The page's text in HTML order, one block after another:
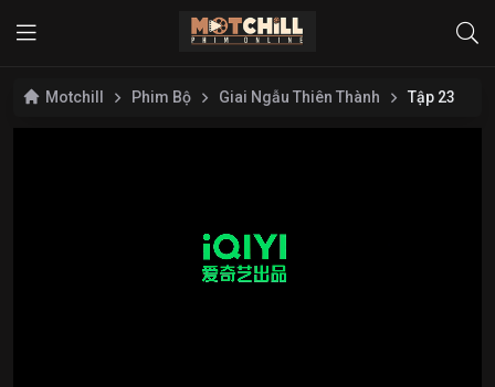
Motchill Phim Bộ Giai Ngẫu Thiên Thành Tập 23